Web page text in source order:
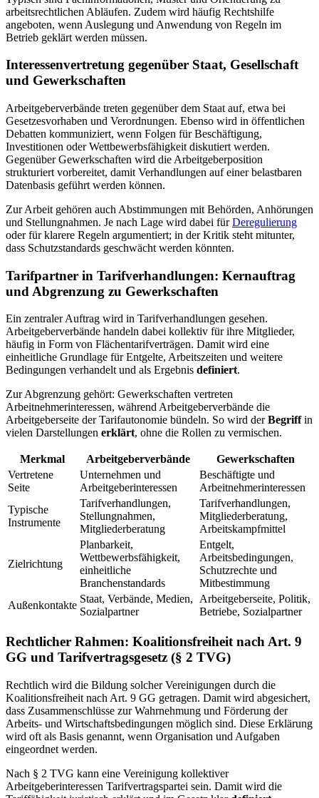
arbeitsrechtlichen Abläufen. Zudem wird häufig Rechtshilfe
angeboten, wenn Auslegung und Anwendung von Regeln im
Betrieb geklärt werden müssen.
Interessenvertretung gegenüber Staat, Gesellschaft
und Gewerkschaften
Arbeitgeberverbände treten gegenüber dem Staat auf, etwa bei
Gesetzesvorhaben und Verordnungen. Ebenso wird in öffentlichen
Debatten kommuniziert, wenn Folgen für Beschäftigung,
Investitionen oder Wettbewerbsfähigkeit diskutiert werden.
Gegenüber Gewerkschaften wird die Arbeitgeberposition
strukturiert vorbereitet, damit Verhandlungen auf einer belastbaren
Datenbasis geführt werden können.
Zur Arbeit gehören auch Abstimmungen mit Behörden, Anhörungen
und Stellungnahmen. Je nach Lage wird dabei fürDeregulierung
oder für klarere Regeln argumentiert; in der Kritik steht mitunter,
dass Schutzstandards geschwächt werden könnten.
Tarifpartner in Tarifverhandlungen: Kernauftrag
und Abgrenzung zu Gewerkschaften
Ein zentraler Auftrag wird in Tarifverhandlungen gesehen.
Arbeitgeberverbände handeln dabei kollektiv für ihre Mitglieder,
häufig in Form von Flächentarifverträgen. Damit wird eine
einheitliche Grundlage für Entgelte, Arbeitszeiten und weitere
Bedingungen verhandelt und als Ergebnis definiert.
Zur Abgrenzung gehört: Gewerkschaften vertreten
Arbeitnehmerinteressen, während Arbeitgeberverbände die
Arbeitgeberseite der Tarifautonomie bündeln. So wird derBegriffin
vielen Darstellungen erklärt, ohne die Rollen zu vermischen.
Merkmal Arbeitgeberverbände
Gewerkschaften
Vertretene
Seite
Unternehmen und
Arbeitgeberinteressen
Beschäftigte und
Arbeitnehmerinteressen
Typische
Instrumente
Tarifverhandlungen,
Stellungnahmen,
Mitgliederberatung
Tarifverhandlungen,
Mitgliederberatung,
Arbeitskampfmittel
Zielrichtung
Planbarkeit,
Wettbewerbsfähigkeit,
einheitliche
Branchenstandards
Entgelt,
Arbeitsbedingungen,
Schutzrechte und
Mitbestimmung
Außenkontakte
Staat, Verbände, Medien,
Sozialpartner
Arbeitgeberseite, Politik,
Betriebe, Sozialpartner
Rechtlicher Rahmen: Koalitionsfreiheit nach Art. 9
GG und Tarifvertragsgesetz (§ 2 TVG)
Rechtlich wird die Bildung solcher Vereinigungen durch die
Koalitionsfreiheit nach Art. 9 GG getragen. Damit wird abgesichert,
dass Zusammenschlüsse zur Wahrnehmung und Förderung der
Arbeits- und Wirtschaftsbedingungen möglich sind. Diese Erklärung
wird oft als Basis genannt, wenn Organisation und Aufgaben
eingeordnet werden.
Nach § 2 TVG kann eine Vereinigung kollektiver
Arbeitgeberinteressen Tarifvertragspartei sein. Damit wird die